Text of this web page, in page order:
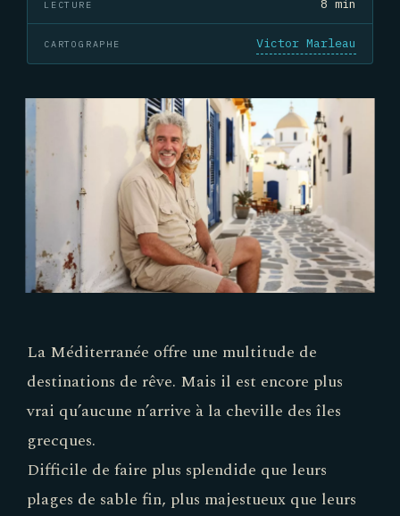
LECTURE 8 min
CARTOGRAPHE Victor Marleau
La Méditerranée offre une multitude de
destinations de rêve. Mais il est encore plus
vrai qu’aucune n’arrive à la cheville des îles
grecques.
Difficile de faire plus splendide que leurs
plages de sable fin, plus majestueux que leurs